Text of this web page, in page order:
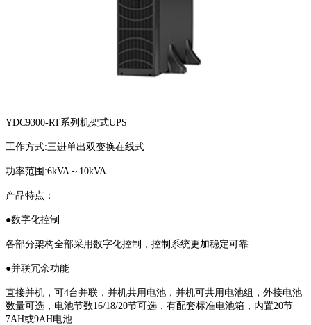
YDC9300-RT系列机架式UPS
工作方式:三进单出双变换在线式
功率范围:6kVA～10kVA
产品特点：
●数字化控制
各部分架构全部采用数字化控制，控制系统更加稳定可靠
●并联冗余功能
直接并机，可4台并联，并机共用电池，并机可共用电池组，外接电池
数量可选，电池节数16/18/20节可选，有配套标准电池箱，内置20节
7AH或9AH电池